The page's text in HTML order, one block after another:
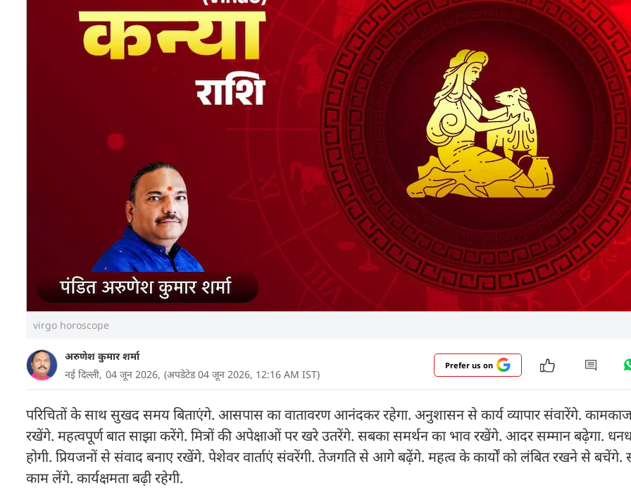
virgo horoscope
अरुणेश कुमार शर्मा
नई दिल्ली, 04 जून 2026, (अपडेटेड 04 जून 2026, 12:16 AM IST)
Prefer us on
परिचितों के साथ सुखद समय बिताएंगे. आसपास का वातावरण आनंदकर रहेगा. अनुशासन से कार्य व्यापार संवारेंगे. कामकाज
रखेंगे. महत्वपूर्ण बात साझा करेंगे. मित्रों की अपेक्षाओं पर खरे उतरेंगे. सबका समर्थन का भाव रखेंगे. आदर सम्मान बढ़ेगा.
होगी. प्रियजनों से संवाद बनाए रखेंगे. पेशेवर वार्ताएं संवरेंगी. तेजगति से आगे बढ़ेंगे. महत्व के कार्यों को लंबित रखने से
काम लेंगे. कार्यक्षमता बढ़ी रहेगी.